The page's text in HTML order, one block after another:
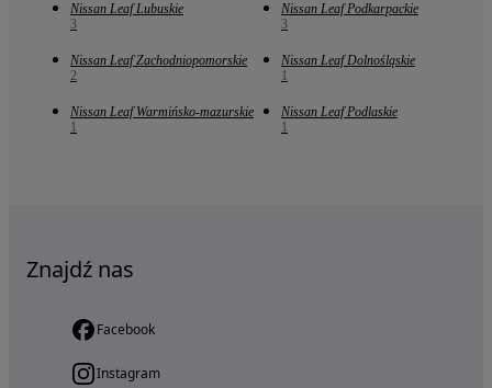
Nissan Leaf Lubuskie
3
Nissan Leaf Podkarpackie
3
Nissan Leaf Zachodniopomorskie
2
Nissan Leaf Dolnośląskie
1
Nissan Leaf Warmińsko-mazurskie
1
Nissan Leaf Podlaskie
1
Znajdź nas
Facebook
Instagram